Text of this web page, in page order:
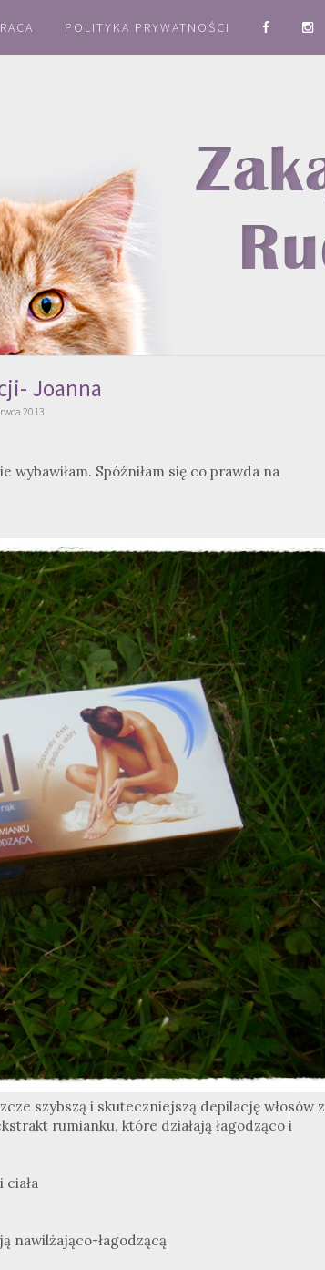
POLITYKA PRYWATNOŚCI
Joanna
2013
wybawiłam. Spóźniłam się co prawda na
szybszą i skuteczniejszą depilację włosów z
rumianku, które działają łagodząco i
nawilżająco-łagodzącą